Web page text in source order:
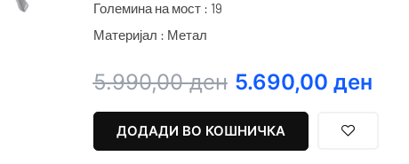
Големина на мост : 19
Материјал : Метал
5.990,00ден
Original
was:
5.990,00 ден.
5.690,00 ден
Current
5.690,00 ден.
ДОДАДИ ВО КОШНИЧКА